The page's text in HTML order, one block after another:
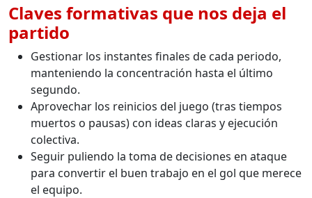
Claves formativas que nos deja el
partido
Gestionar los instantes finales de cada periodo,
manteniendo la concentración hasta el último
segundo.
Aprovechar los reinicios del juego (tras tiempos
muertos o pausas) con ideas claras y ejecución
colectiva.
Seguir puliendo la toma de decisiones en ataque
para convertir el buen trabajo en el gol que merece
el equipo.